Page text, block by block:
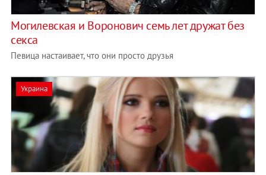
Могилевская и Воронович семь лет дружат без
секса
Певица настаивает, что они просто друзья
Украина